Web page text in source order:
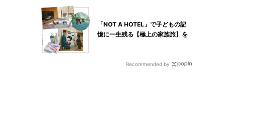
「NOT A HOTEL」で子どもの記
憶に一生残る【極上の家族旅】を
Recommended by